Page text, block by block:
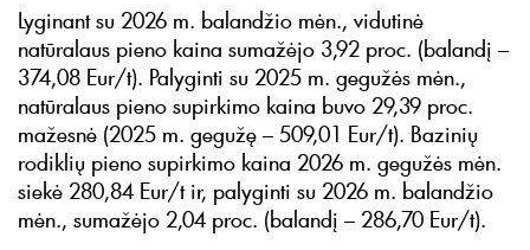
Lyginant su 2026 m. balandžio mėn., vidutinė
natūralaus pieno kaina sumažėjo 3,92 proc. (balandį –
374,08 Eur/t). Palyginti su 2025 m. gegužės mėn.,
natūralaus pieno supirkimo kaina buvo 29,39 proc.
mažesnė (2025 m. gegužę – 509,01 Eur/t). Bazinių
rodiklių pieno supirkimo kaina 2026 m. gegužės mėn.
siekė 280,84 Eur/t ir, palyginti su 2026 m. balandžio
mėn., sumažėjo 2,04 proc. (balandį – 286,70 Eur/t).